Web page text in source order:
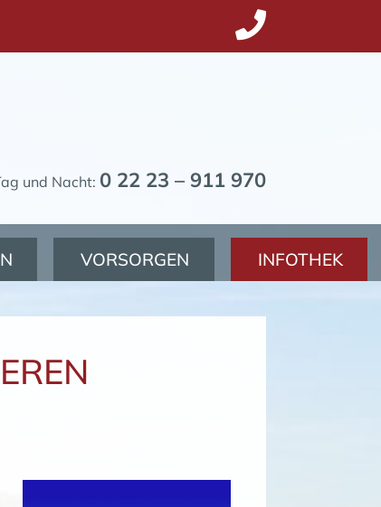
und Nacht: 0 22 23 – 911 970
VORSORGEN INFOTHEK